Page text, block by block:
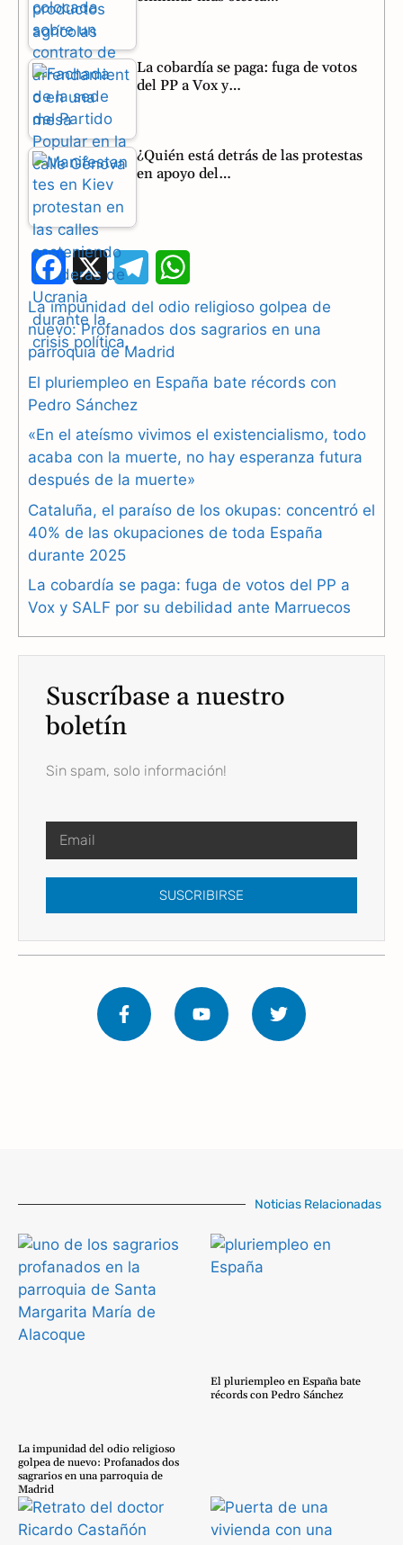
La cobardía se paga: fuga de votos
del PP a Vox y…
¿Quién está detrás de las protestas
en apoyo del…
F
a
c
b
o
o
k
X
e
l
r
a
m
h
a
A
p
p
La impunidad del odio religioso golpea de
nuevo: Profanados dos sagrarios en una
parroquia de Madrid
El pluriempleo en España bate récords con
Pedro Sánchez
«En el ateísmo vivimos el existencialismo, todo
acaba con la muerte, no hay esperanza futura
después de la muerte»
Cataluña, el paraíso de los okupas: concentró el
40% de las okupaciones de toda España
durante 2025
La cobardía se paga: fuga de votos del PP a
Vox y SALF por su debilidad ante Marruecos
Suscríbase a nuestro
boletín
Sin spam, solo información!
SUSCRIBIRSE
Noticias Relacionadas
La impunidad del odio religioso
golpea de nuevo: Profanados dos
sagrarios en una parroquia de
Madrid
El pluriempleo en España bate
récords con Pedro Sánchez